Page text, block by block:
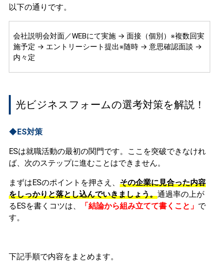
以下の通りです。
会社説明会対面／WEBにて実施 → 面接（個別）※複数回実
施予定 → エントリーシート提出※随時 → 意思確認面談 →
内々定
光ビジネスフォームの選考対策を解説！
◆ES対策
ESは就職活動の最初の関門です。ここを突破できなけれ
ば、次のステップに進むことはできません。
まずはESのポイントを押さえ、 その企業に見合った内容
をしっかりと落とし込んでいきましょう。通過率の上が
るESを書くコツは、
「結論から組み立てて書くこと」 で
す。
下記手順で内容をまとめます。